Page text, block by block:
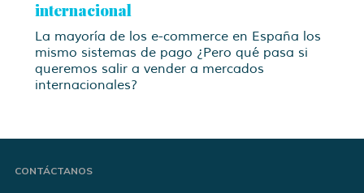
internacional
La mayoría de los e-commerce en España los
mismo sistemas de pago ¿Pero qué pasa si
queremos salir a vender a mercados
internacionales?
CONTÁCTANOS